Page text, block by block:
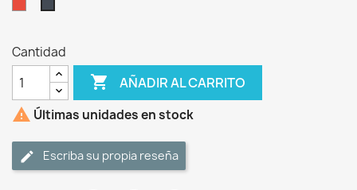
Cantidad
 AÑADIR AL CARRITO
 Últimas unidades en stock
Escriba su propia reseña